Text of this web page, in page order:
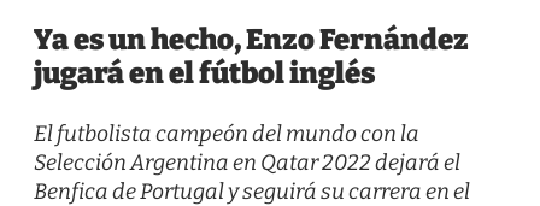
Ya es un hecho, Enzo Fernández
jugará en el fútbol inglés
El futbolista campeón del mundo con la
Selección Argentina en Qatar 2022 dejará el
Benfica de Portugal y seguirá su carrera en el